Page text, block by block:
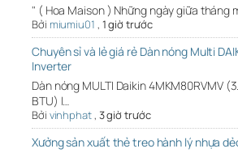
" ( Hoa Maison ) Những ngày giữa tháng
Bởi miumiu01 , 1 giờ trước
Chuyên sỉ và lẻ giá rẻ Dàn nóng Multi
Inverter
Dàn nóng MULTI Daikin 4MKM80RVMV
BTU) l…
Bởi vinhphat, 3 giờ trước
Xưởng sản xuất thẻ treo hành lý nhựa